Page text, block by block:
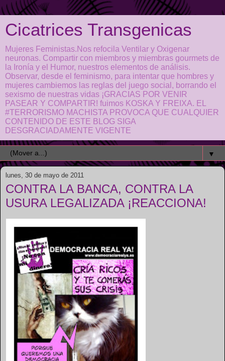
Cicatrices Transgenicas
Mujeres Feministas.Nos refocila Ventilar y Oxigenar
neuronas. Compartir con miembros y miembras gourmets de
la Ironía y el Humor, nuestros elementos de análisis.
Observar, desde el feminismo, para intentar que hombres y
mujeres cambiemos las reglas del juego social, borrando el
sexismo de nuestras vidas ¡GRACIAS POR VENIR
PASEAR Y COMPARTIR! fuimos KOSKA Y FREIXA. EL
#TERRORISMO MACHISTA PROVOCA QUE CUALQUIER
CONTENIDO DE ESTE BLOG SIGA
DESGRACIADAMENTE VIGENTE
▼
lunes, 30 de mayo de 2011
CONTRA LA BANCA, CONTRA LA
USURA LEGALIZADA ¡REACCIONA!